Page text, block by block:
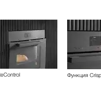
Выпекание и приготовление на
Функция